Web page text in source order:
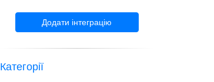
Додати інтеграцію
Категорії